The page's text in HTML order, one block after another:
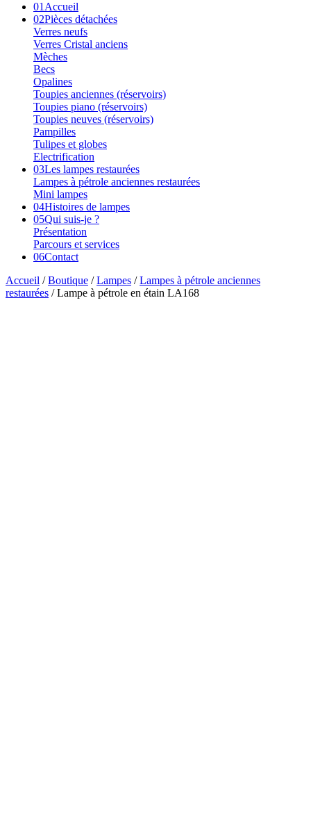
01 Accueil
02Pièces détachées
Verres neufs
Verres Cristal anciens
Mèches
Becs
Opalines
Toupies anciennes (réservoirs)
Toupies piano (réservoirs)
Toupies neuves (réservoirs)
Pampilles
Tulipes et globes
Electrification
03Les lampes restaurées
Lampes à pétrole anciennes restaurées
Mini lampes
04Histoires de lampes
05Qui suis-je ?
Présentation
Parcours et services
06Contact
Accueil /Boutique /Lampes /Lampes à pétrole anciennes
restaurées / Lampe à pétrole en étain LA168